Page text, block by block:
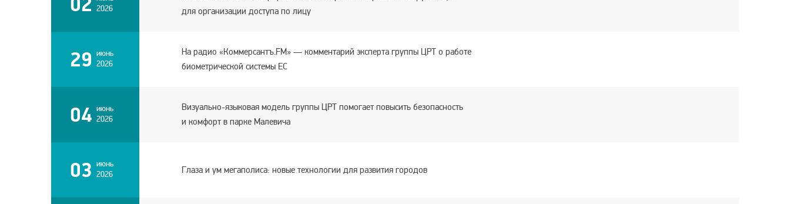
2026
для организации доступа по лицу
29 июнь
2026
На радио «Коммерсантъ.FM» — комментарий эксперта группы ЦРТ о работе
биометрической системы ЕС
04 июнь
2026
Визуально-языковая модель группы ЦРТ помогает повысить безопасность
и комфорт в парке Малевича
03 июнь
2026
Глаза и ум мегаполиса: новые технологии для развития городов